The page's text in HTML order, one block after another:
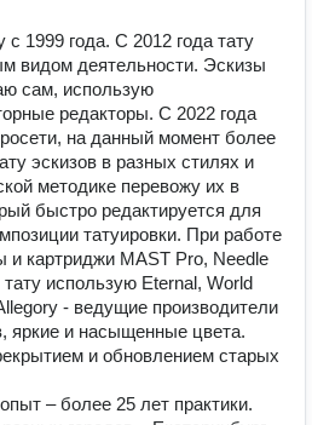
1999 года. С 2012 года тату
видом деятельности. Эскизы
сам, использую
редакторы. С 2022 года
на данный момент более
эскизов в разных стилях и
методике перевожу их в
быстро редактируется для
татуировки. При работе
и картриджи MAST Pro, Needle
использую Eternal, World
- ведущие производители
яркие и насыщенные цвета.
и обновлением старых
– более 25 лет практики.